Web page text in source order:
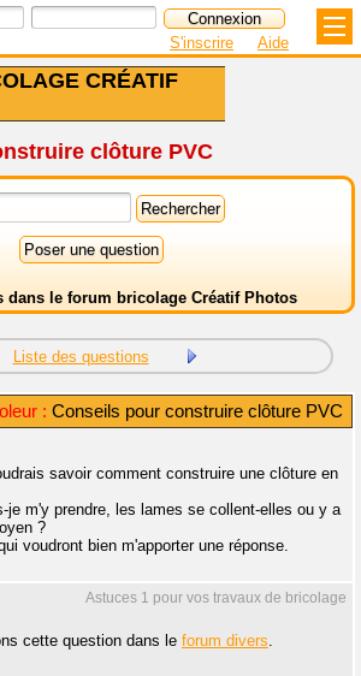
CRÉATIF
S'inscrire Aide
clôture PVC
dans le forum bricolage Créatif Photos
Liste des questions
: Conseils pour construire clôture PVC
savoir comment construire une clôture en
je m'y prendre, les lames se collent-elles ou y a
?
voudront bien m'apporter une réponse.
Astuces 1 pour vos travaux de bricolage
cette question dans le forum divers.